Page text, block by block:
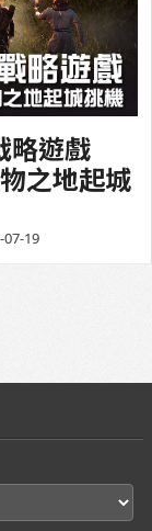
略遊戲
之地起城
19